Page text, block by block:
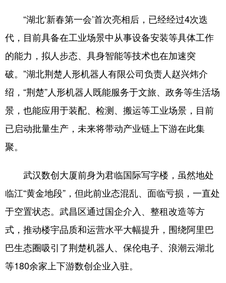
“湖北‘新春第一会’首次亮相后，已经经过4次迭
代，目前具备在工业场景中从事设备安装等具体工作
的能力，拟人步态、具身智能等技术也在加速突
破。”湖北荆楚人形机器人有限公司负责人赵兴炜介
绍，“荆楚”人形机器人既能服务于文旅、政务等生活场
景，也能应用于装配、检测、搬运等工业场景，目前
已启动批量生产，未来将带动产业链上下游在此集
聚。
武汉数创大厦前身为君临国际写字楼，虽然地处
临江“黄金地段”，但此前业态混乱、面临亏损，一直处
于空置状态。武昌区通过国企介入、整租改造等方
式，推动楼宇品质和运营水平大幅提升，围绕阿里巴
巴生态圈吸引了荆楚机器人、保伦电子、浪潮云湖北
等180余家上下游数创企业入驻。